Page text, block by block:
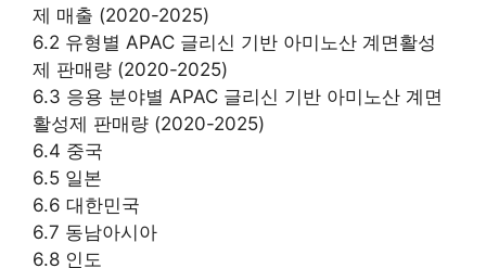
제 매출 (2020-2025)
6.2 유형별 APAC 글리신 기반 아미노산 계면활성
제 판매량 (2020-2025)
6.3 응용 분야별 APAC 글리신 기반 아미노산 계면
활성제 판매량 (2020-2025)
6.4 중국
6.5 일본
6.6 대한민국
6.7 동남아시아
6.8 인도